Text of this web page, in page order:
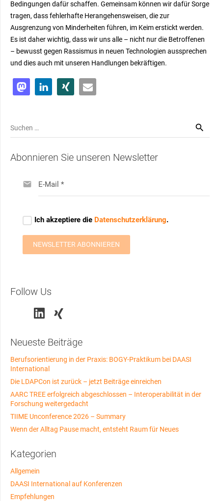
Bedingungen dafür schaffen. Gemeinsam können wir dafür Sorge
tragen, dass fehlerhafte Herangehensweisen, die zur
Ausgrenzung von Minderheiten führen, im Keim erstickt werden.
Es ist daher wichtig, dass wir uns alle – nicht nur die Betroffenen
– bewusst gegen Rassismus in neuen Technologien aussprechen
und dies auch mit unseren Handlungen bekräftigen.
Suchen
nach:
Abonnieren Sie unseren Newsletter
Follow Us
Neueste Beiträge
Berufsorientierung in der Praxis: BOGY-Praktikum bei DAASI
International
Die LDAPCon ist zurück – jetzt Beiträge einreichen
AARC TREE erfolgreich abgeschlossen – Interoperabilität in der
Forschung weitergedacht
TIIME Unconference 2026 – Summary
Wenn der Alltag Pause macht, entsteht Raum für Neues
Kategorien
Allgemein
DAASI International auf Konferenzen
Empfehlungen